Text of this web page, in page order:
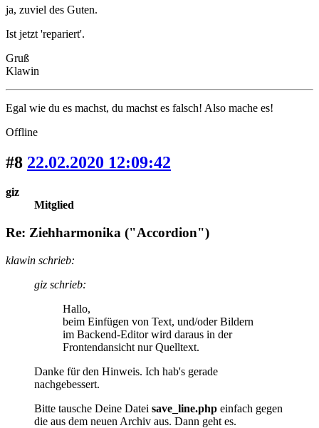
ja, zuviel des Guten.
Ist jetzt 'repariert'.
Gruß
Klawin
Egal wie du es machst, du machst es falsch! Also mache es!
Offline
#8 22.02.2020 12:09:42
giz
Mitglied
Re: Ziehharmonika ("Accordion")
klawin schrieb:
giz schrieb:
Hallo,
beim Einfügen von Text, und/oder Bildern
im Backend-Editor wird daraus in der
Frontendansicht nur Quelltext.
Danke für den Hinweis. Ich hab's gerade
nachgebessert.
Bitte tausche Deine Datei save_line.php einfach gegen
die aus dem neuen Archiv aus. Dann geht es.